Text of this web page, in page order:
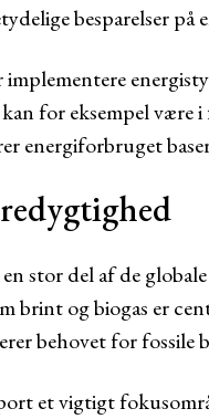
besparelser på
for eksempel være
energiforbruget
stor del af de
brint og biogas er
behovet for
et vigtigt